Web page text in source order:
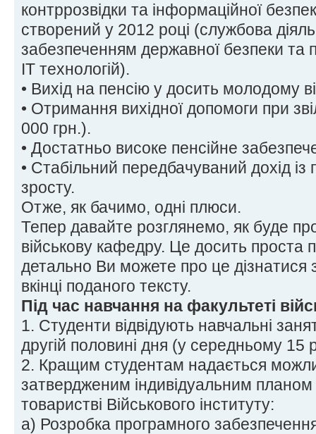
контррозвідки та інформаційної
створений у 2012 році (службова
забезпеченням державної безпеки та
ІТ технологій).
• Вихід на пенсію у досить молодому
• Отримання вихідної допомоги при
000 грн.).
• Достатньо високе пенсійне
• Стабільний передбачуваний дохід
зросту.
Отже, як бачимо, одні плюси.
Тепер давайте розглянемо, як буде
військову кафедру. Це досить проста
детально Ви можете про це дізнатися
вкінці поданого тексту.
Під час навчання на факультеті
1. Студенти відвідують навчальні
другій половині дня (у середньому 15
2. Кращим студентам надається
затвердженим індивідуальним планом
товаристві Військового інституту:
а) Розробка програмного